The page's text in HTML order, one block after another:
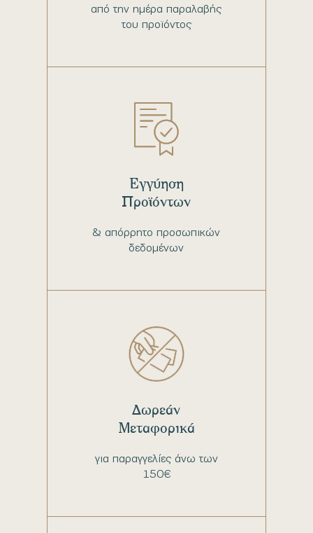
από την ημέρα παραλαβής
του προϊόντος
& απόρρητο προσωπικών
δεδομένων
Εγγύηση
Προϊόντων
για παραγγελίες άνω των
150€
Δωρεάν
Μεταφορικά